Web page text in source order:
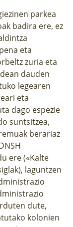
parkea
badira ere, ez
eta
zuria eta
dauden
legearen
eta
dago espezie
suntsitzea,
berariaz
ere («Kalte
laguntzen
dute,
kolonien